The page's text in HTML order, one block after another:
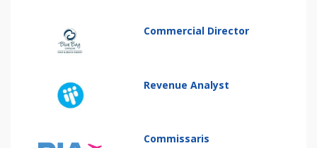
Commercial Director
Revenue Analyst
Commissaris